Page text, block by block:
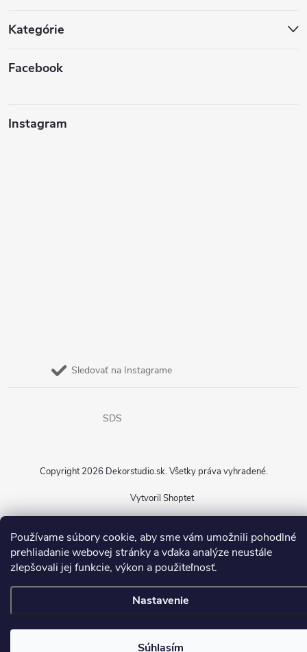
Používame súbory cookie, aby sme vám umožnili pohodlné
prehliadanie webovej stránky a vďaka analýze neustále
zlepšovali jej funkcie, výkon a použiteľnosť.
Nastavenie
Súhlasím
Kategórie
Facebook
Instagram
Sledovať na Instagrame
SDS
Vytvoril Shoptet
Copyright 2026 Dekorstudio.sk. Všetky práva vyhradené.